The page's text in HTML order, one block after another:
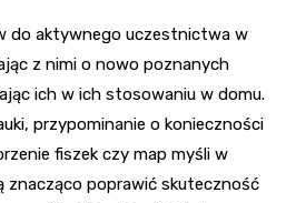
do aktywnego uczestnictwa w
z nimi o nowo poznanych
ich w ich stosowaniu w domu.
przypominanie o konieczności
fiszek czy map myśli w
znacząco poprawić skuteczność